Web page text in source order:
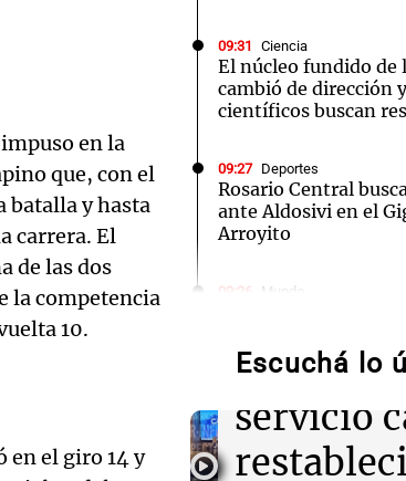
en la
que, con el
batalla y hasta
carrera. El
de las dos
la competencia
10.
en el giro 14 y
09:31 Ciencia
El núcleo fundido de
cambió de dirección
científicos buscan
09:27 Deportes
Rosario Central
ante Aldosivi en el
Arroyito
09:26 Mundo
de exministra
09:24 Siempre Juntos
Detuvieron al hijo
Riquelme tras un
Escuchá lo
Audio.
Córdoba:
servicio
Audio.
enfrenta